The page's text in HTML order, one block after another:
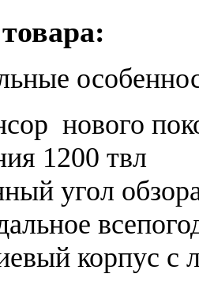
нового
1200 твл
угол
корпус с